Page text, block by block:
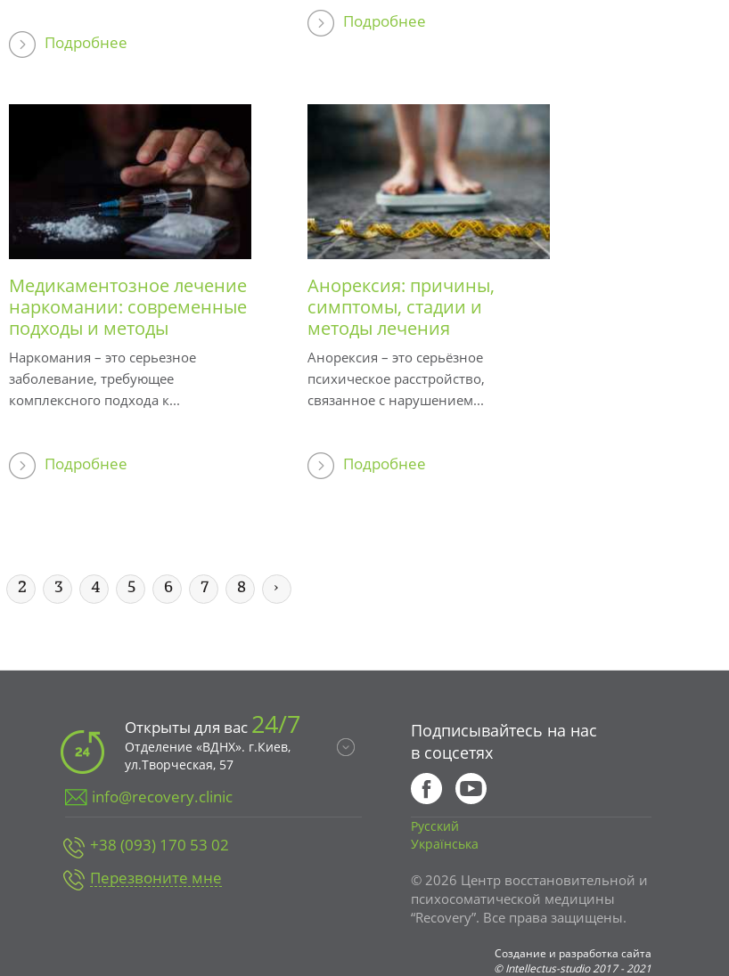
Подробнее
Подробнее
Медикаментозное лечение
наркомании: современные
подходы и методы
Наркомания – это серьезное
заболевание, требующее
комплексного подхода к...
Подробнее
Анорексия: причины,
симптомы, стадии и
методы лечения
Анорексия – это серьёзное
психическое расстройство,
связанное с нарушением...
Подробнее
2 3 4 5 6 7 8 ›
Открыты для вас 24/7
Отделение «ВДНХ». г.Киев,
ул.Творческая, 57
info@recovery.clinic
+38 (093) 170 53 02
Перезвоните мне
Подписывайтесь на нас
в соцсетях
Русский
Українська
© 2026 Центр восстановительной и
психосоматической медицины
“Recovery”. Все права защищены.
Создание и разработка сайта
©Intellectus-studio2017 - 2021